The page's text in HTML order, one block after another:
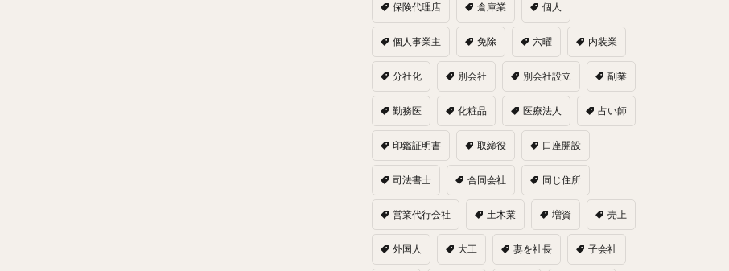
保険代理店 倉庫業 個人
個人事業主 免除 六曜 内装業
分社化 別会社 別会社設立 副業
勤務医 化粧品 医療法人 占い師
印鑑証明書 取締役 口座開設
司法書士 合同会社 同じ住所
営業代行会社 土木業 増資 売上
外国人 大工 妻を社長 子会社